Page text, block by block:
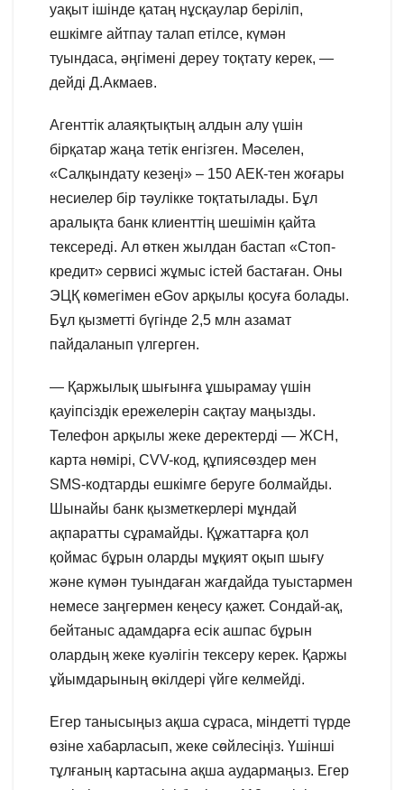
уақыт ішінде қатаң нұсқаулар беріліп,
ешкімге айтпау талап етілсе, күмән
туындаса, әңгімені дереу тоқтату керек, —
дейді Д.Акмаев.
Агенттік алаяқтықтың алдын алу үшін
бірқатар жаңа тетік енгізген. Мәселен,
«Салқындату кезеңі» – 150 АЕК-тен жоғары
несиелер бір тәулікке тоқтатылады. Бұл
аралықта банк клиенттің шешімін қайта
тексереді. Ал өткен жылдан бастап «Стоп-
кредит» сервисі жұмыс істей бастаған. Оны
ЭЦҚ көмегімен eGov арқылы қосуға болады.
Бұл қызметті бүгінде 2,5 млн азамат
пайдаланып үлгерген.
— Қаржылық шығынға ұшырамау үшін
қауіпсіздік ережелерін сақтау маңызды.
Телефон арқылы жеке деректерді — ЖСН,
карта нөмірі, CVV-код, құпиясөздер мен
SMS-кодтарды ешкімге беруге болмайды.
Шынайы банк қызметкерлері мұндай
ақпаратты сұрамайды. Құжаттарға қол
қоймас бұрын оларды мұқият оқып шығу
және күмән туындаған жағдайда туыстармен
немесе заңгермен кеңесу қажет. Сондай-ақ,
бейтаныс адамдарға есік ашпас бұрын
олардың жеке куәлігін тексеру керек. Қаржы
ұйымдарының өкілдері үйге келмейді.
Егер танысыңыз ақша сұраса, міндетті түрде
өзіне хабарласып, жеке сөйлесіңіз. Үшінші
тұлғаның картасына ақша аудармаңыз. Егер